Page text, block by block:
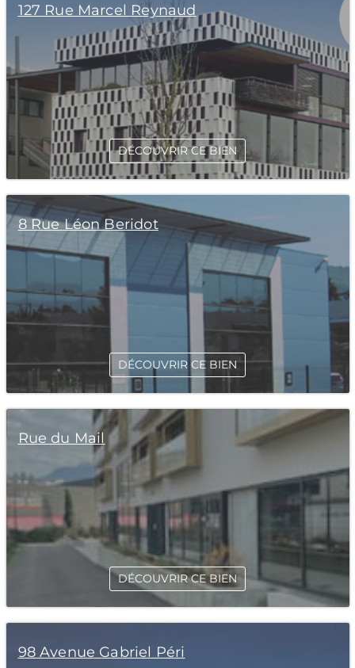
127 Rue Marcel Reynaud
DÉCOUVRIR CE BIEN
8 Rue Léon Beridot
DÉCOUVRIR CE BIEN
Rue du Mail
DÉCOUVRIR CE BIEN
98 Avenue Gabriel Péri